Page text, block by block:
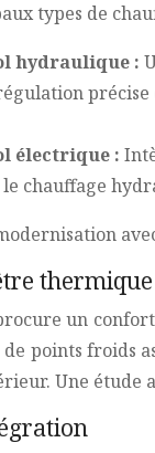
types de
hydraulique :
précise
électrique :
chauffage
thermique
un
de points
Une étude